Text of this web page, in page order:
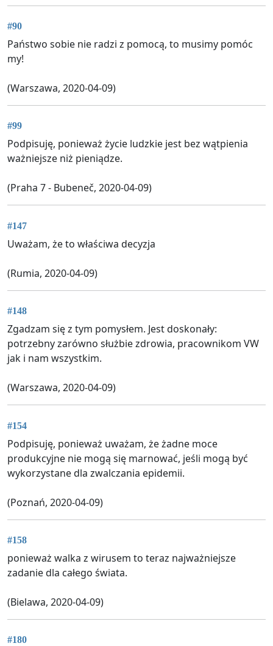
#90
Państwo sobie nie radzi z pomocą, to musimy pomóc
my!
(Warszawa, 2020-04-09)
#99
Podpisuję, ponieważ życie ludzkie jest bez wątpienia
ważniejsze niż pieniądze.
(Praha 7 - Bubeneč, 2020-04-09)
#147
Uważam, że to właściwa decyzja
(Rumia, 2020-04-09)
#148
Zgadzam się z tym pomysłem. Jest doskonały:
potrzebny zarówno służbie zdrowia, pracownikom VW
jak i nam wszystkim.
(Warszawa, 2020-04-09)
#154
Podpisuję, ponieważ uważam, że żadne moce
produkcyjne nie mogą się marnować, jeśli mogą być
wykorzystane dla zwalczania epidemii.
(Poznań, 2020-04-09)
#158
ponieważ walka z wirusem to teraz najważniejsze
zadanie dla całego świata.
(Bielawa, 2020-04-09)
#180